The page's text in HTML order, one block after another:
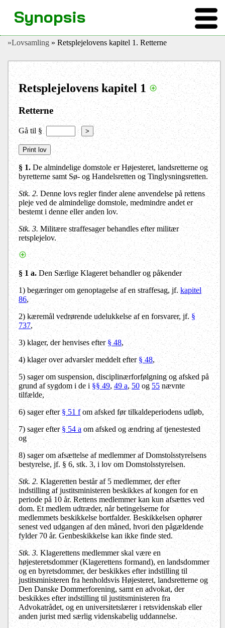
»Lovsamling » Retsplejelovens kapitel 1. Retterne
Retsplejelovens kapitel 1
Retterne
Gå til § >
§ 1. De almindelige domstole er Højesteret, landsretterne og
byretterne samt Sø- og Handelsretten og Tinglysningsretten.
Stk. 2. Denne lovs regler finder alene anvendelse på rettens
pleje ved de almindelige domstole, medmindre andet er
bestemt i denne eller anden lov.
Stk. 3. Militære straffesager behandles efter militær
retsplejelov.
§ 1 a.Den Særlige Klageret behandler og påkender
1) begæringer om genoptagelse af en straffesag, jf.kapitel
86,
2) kæremål vedrørende udelukkelse af en forsvarer, jf. §
737,
3) klager, der henvises efter§ 48,
4) klager over advarsler meddelt efter§ 48,
5) sager om suspension, disciplinærforfølgning og afsked på
grund af sygdom i de i§§ 49, 49 a,50 og55nævnte
tilfælde,
6)sager efter§ 51 fom afsked før tilkaldeperiodens udløb,
7) sager efter§ 54 a om afsked og ændring af tjenestested
og
8) sager om afsættelse af medlemmer af Domstolsstyrelsens
bestyrelse, jf. § 6, stk. 3, i lov om Domstolsstyrelsen.
Stk. 2.Klageretten består af 5 medlemmer, der efter
indstilling af justitsministeren beskikkes af kongen for en
periode på 10 år. Rettens medlemmer kan kun afsættes ved
dom. Et medlem udtræder, når betingelserne for
medlemmets beskikkelse bortfalder. Beskikkelsen ophører
senest ved udgangen af den måned, hvori den pågældende
fylder 70 år. Genbeskikkelse kan ikke finde sted.
Stk. 3. Klagerettens medlemmer skal være en
højesteretsdommer (Klagerettens formand), en landsdommer
og en byretsdommer, der beskikkes efter indstilling til
justitsministeren fra henholdsvis Højesteret, landsretterne og
Den Danske Dommerforening, samt en advokat, der
beskikkes efter indstilling til justitsministeren fra
Advokatrådet, og en universitetslærer i retsvidenskab eller
anden jurist med særlig videnskabelig uddannelse.
Synopsis